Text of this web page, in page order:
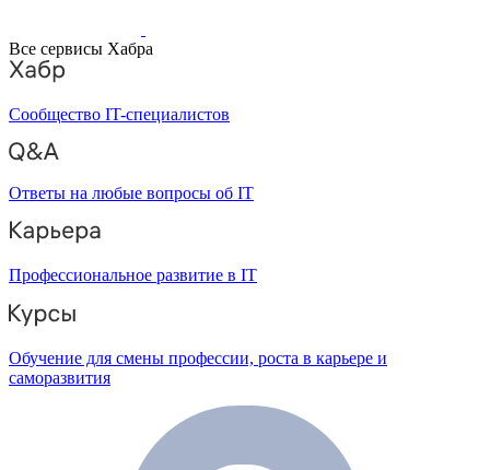
Все сервисы Хабра
Сообщество IT-специалистов
Ответы на любые вопросы об IT
Профессиональное развитие в IT
Обучение для смены профессии, роста в карьере и
саморазвития